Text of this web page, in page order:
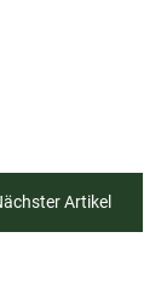
Artikel